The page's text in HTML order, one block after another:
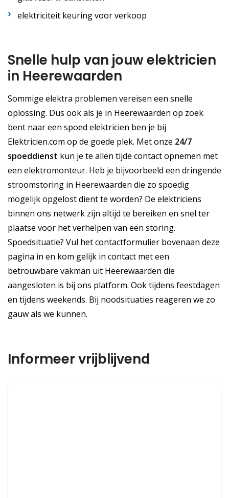
elektriciteit keuring voor verkoop
Snelle hulp van jouw elektricien
in Heerewaarden
Sommige elektra problemen vereisen een snelle
oplossing. Dus ook als je in Heerewaarden op zoek
bent naar een spoed elektricien ben je bij
Elektricien.com op de goede plek. Met onze 24/7
spoeddienst kun je te allen tijde contact opnemen met
een elektromonteur. Heb je bijvoorbeeld een dringende
stroomstoring in Heerewaarden die zo spoedig
mogelijk opgelost dient te worden? De elektriciens
binnen ons netwerk zijn altijd te bereiken en snel ter
plaatse voor het verhelpen van een storing.
Spoedsituatie? Vul het contactformulier bovenaan deze
pagina in en kom gelijk in contact met een
betrouwbare vakman uit Heerewaarden die
aangesloten is bij ons platform. Ook tijdens feestdagen
en tijdens weekends. Bij noodsituaties reageren we zo
gauw als we kunnen.
Informeer vrijblijvend